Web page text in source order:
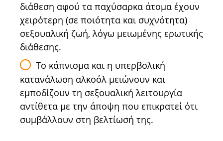
διάθεση αφού τα παχύσαρκα άτομα έχουν
χειρότερη (σε ποιότητα και συχνότητα)
σεξουαλική ζωή, λόγω μειωμένης ερωτικής
διάθεσης.
Το κάπνισμα και η υπερβολική
κατανάλωση αλκοόλ μειώνουν και
εμποδίζουν τη σεξουαλική λειτουργία
αντίθετα με την άποψη που επικρατεί ότι
συμβάλλουν στη βελτίωσή της.